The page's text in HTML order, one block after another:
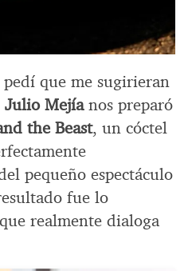
que me sugirieran
Julio Mejíanos preparó
the Beast, un cóctel
pequeño espectáculo
fue lo
realmente dialoga